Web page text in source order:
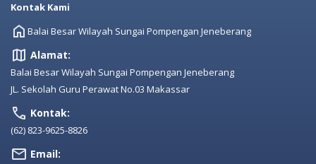
Kontak Kami
Balai Besar Wilayah Sungai Pompengan Jeneberang
Alamat:
Balai Besar Wilayah Sungai Pompengan Jeneberang
JL. Sekolah Guru Perawat No.03 Makassar
Kontak:
(62) 823-9625-8826
Email: